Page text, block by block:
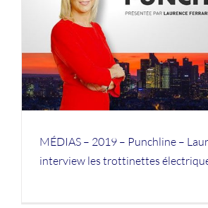
MÉDIAS – 2019 – Punchline –
interview les trottinettes